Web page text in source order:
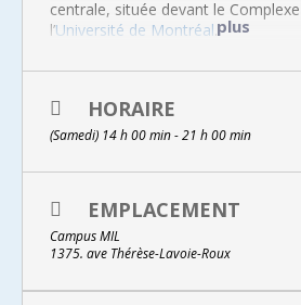
plus
centrale, située devant le
l’Université de Montréal.
DE 14 H À 17 H
DE LA VILLE ET DE
DE MONTRÉAL
Plusieurs partenaires s’allient à
Montréal pour vous proposer des
HORAIRE
(Samedi) 14 h 00 min - 21 h 00 min
EMPLACEMENT
Campus MIL
1375. ave Thérèse-Lavoie-Roux